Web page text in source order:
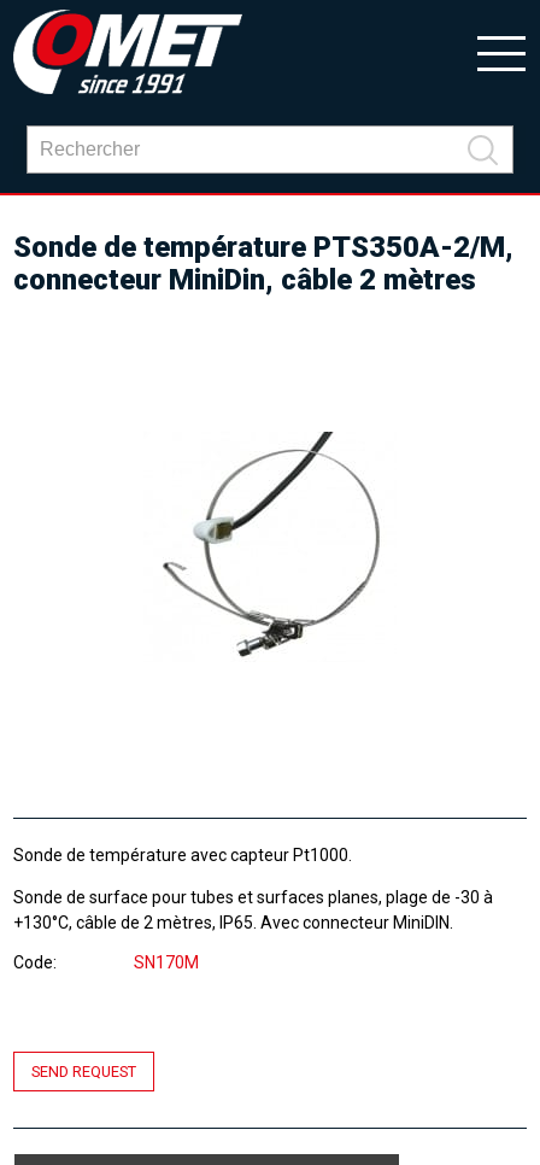
Sonde de température PTS350A-2/M,
connecteur MiniDin, câble 2 mètres
Sonde de température avec capteur Pt1000.
Sonde de surface pour tubes et surfaces planes, plage de -30 à
+130°C, câble de 2 mètres, IP65. Avec connecteur MiniDIN.
Code SN170M
SEND REQUEST